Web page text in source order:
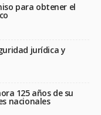
para obtener el
jurídica y
125 años de su
nacionales